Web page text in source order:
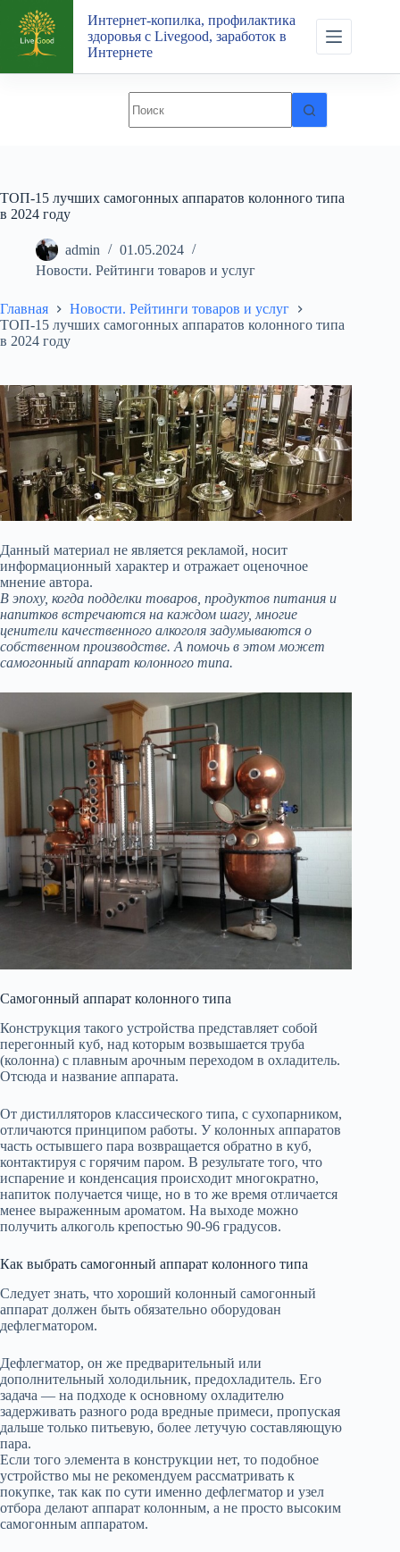
Перейти
сути
Интернет-копилка, профилактика
здоровья с Livegood, заработок в
Интернете
ТОП-15 лучших самогонных аппаратов колонного типа
в 2024 году
admin
01.05.2024
Новости. Рейтинги товаров и услуг
Главная
Новости. Рейтинги товаров и услуг
ТОП-15 лучших самогонных аппаратов колонного типа
в 2024 году
Данный материал не является рекламой, носит
информационный характер и отражает оценочное
мнение автора.
В эпоху, когда подделки товаров, продуктов питания и
напитков встречаются на каждом шагу, многие
ценители качественного алкоголя задумываются о
собственном производстве. А помочь в этом может
самогонный аппарат колонного типа.
Самогонный аппарат колонного типа
Конструкция такого устройства представляет собой
перегонный куб, над которым возвышается труба
(колонна) с плавным арочным переходом в охладитель.
Отсюда и название аппарата.
От дистилляторов классического типа, с сухопарником,
отличаются принципом работы. У колонных аппаратов
часть остывшего пара возвращается обратно в куб,
контактируя с горячим паром. В результате того, что
испарение и конденсация происходит многократно,
напиток получается чище, но в то же время отличается
менее выраженным ароматом. На выходе можно
получить алкоголь крепостью 90-96 градусов.
Как выбрать самогонный аппарат колонного типа
Следует знать, что хороший колонный самогонный
аппарат должен быть обязательно оборудован
дефлегматором.
Дефлегматор, он же предварительный или
дополнительный холодильник, предохладитель. Его
задача — на подходе к основному охладителю
задерживать разного рода вредные примеси, пропуская
дальше только питьевую, более летучую составляющую
пара.
Если того элемента в конструкции нет, то подобное
устройство мы не рекомендуем рассматривать к
покупке, так как по сути именно дефлегматор и узел
отбора делают аппарат колонным, а не просто высоким
самогонным аппаратом.